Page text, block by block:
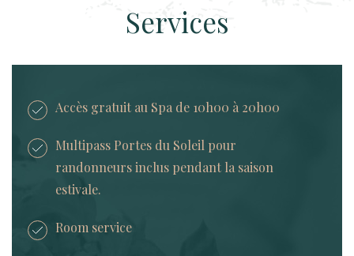
Services
Accès gratuit au Spa de 10h00 à 20h00
Multipass Portes du Soleil pour
randonneurs inclus pendant la saison
estivale.
Room service